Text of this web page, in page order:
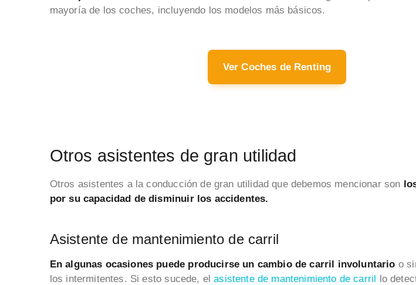
mayoría de los coches, incluyendo los modelos más básicos.
Ver Coches de Renting
Otros asistentes de gran utilidad
Otros asistentes a la conducción de gran utilidad que debemos mencionar son
por su capacidad de disminuir los accidentes.
Asistente de mantenimiento de carril
En algunas ocasiones puede producirse un cambio de carril involuntario o
los intermitentes. Si esto sucede, elasistente de mantenimiento de carril lo